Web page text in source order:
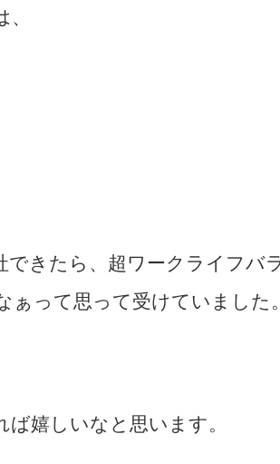
きたら、超ワークライフバ
って思って受けていました。
嬉しいなと思います。